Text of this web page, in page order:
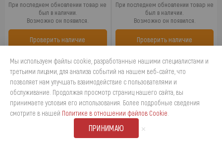
При последнем обновлении товар не
был в наличии.
Возможно он появился.
Проверить наличие
При последнем обновлении товар не
был в наличии.
Возможно он появился.
Проверить наличие
Датчик давления масла Opel
Astra 98-15 / Corsa 00-14
Датчик давления масла
Peugeot Boxer 14
Мы используем файлы cookie, разработанные нашими специалистами и
третьими лицами, для анализа событий на нашем веб-сайте, что
позволяет нам улучшать взаимодействие с пользователями и
обслуживание. Продолжая просмотр страниц нашего сайта, вы
принимаете условия его использования. Более подробные сведения
смотрите в нашей Политике в отношении файлов Cookie
ПРИНИМАЮ ×